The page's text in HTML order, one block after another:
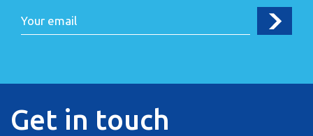
Get in touch